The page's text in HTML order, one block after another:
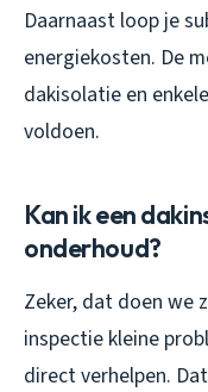
Daarnaast loop je
energiekosten. De
dakisolatie en
voldoen.
Kan ik een
onderhoud?
Zeker, dat doen we
inspectie kleine
direct verhelpen.